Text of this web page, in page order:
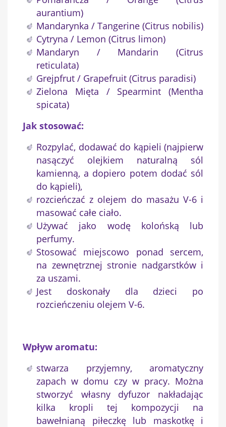
aurantium)
Mandarynka / Tangerine (Citrus nobilis)
Cytryna / Lemon (Citrus limon)
Mandaryn / Mandarin (Citrus
reticulata)
Grejpfrut / Grapefruit (Citrus paradisi)
Zielona Mięta / Spearmint (Mentha
spicata)
Jak stosować:
Rozpylać, dodawać do kąpieli (najpierw
nasączyć olejkiem naturalną sól
kamienną, a dopiero potem dodać sól
do kąpieli),
rozcieńczać z olejem do masażu V-6 i
masować całe ciało.
Używać jako wodę kolońską lub
perfumy.
Stosować miejscowo ponad sercem,
na zewnętrznej stronie nadgarstków i
za uszami.
Jest doskonały dla dzieci po
rozcieńczeniu olejem V-6.
Wpływ aromatu:
stwarza przyjemny, aromatyczny
zapach w domu czy w pracy. Można
stworzyć własny dyfuzor nakładając
kilka kropli tej kompozycji na
bawełnianą piłeczkę lub maskotkę i
Utwórz listę życzeń
Nazwa listy życzeń
Anuluj Utwórz listę życzeń